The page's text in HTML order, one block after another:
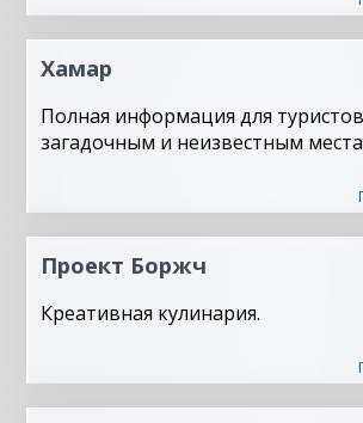
Хамар
Полная информация для
загадочным и неизвестным
Проект Боржч
Креативная кулинария.